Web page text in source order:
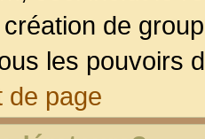
de
les pouvoirs
de page